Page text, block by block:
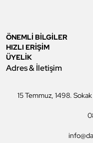
ÖNEMLİ BİLGİLER
HIZLI ERİŞİM
ÜYELİK
Adres & İletişim
15 Temmuz, 1498.